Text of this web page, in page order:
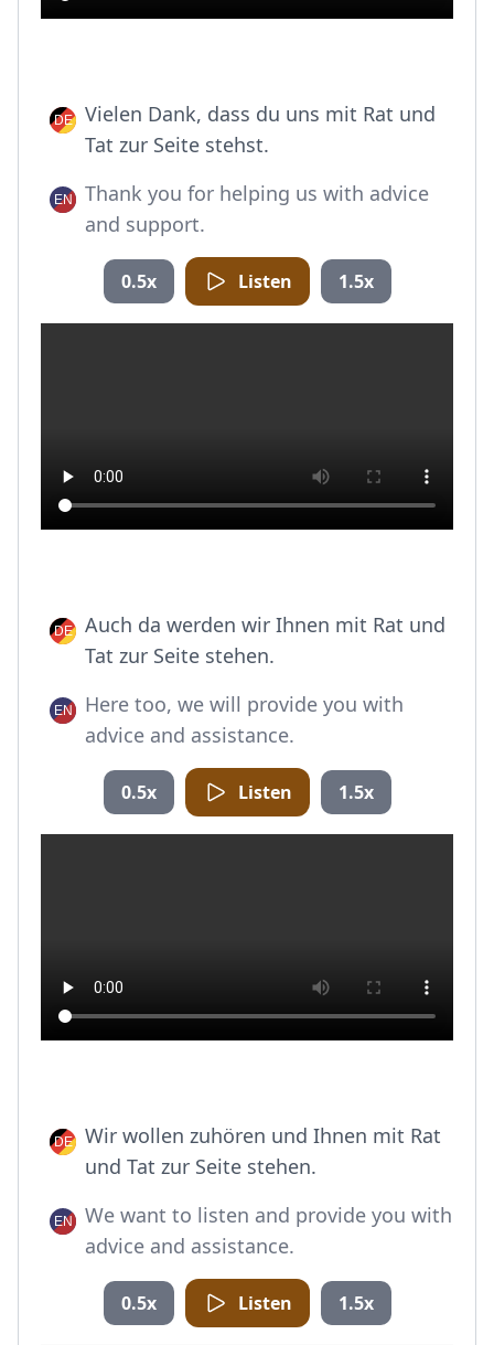
Vielen Dank, dass du uns mit Rat und
Tat zur Seite stehst.
Thank you for helping us with advice
and support.
0.5x Listen 1.5x
Auch da werden wir Ihnen mit Rat und
Tat zur Seite stehen.
Here too, we will provide you with
advice and assistance.
0.5x Listen 1.5x
Wir wollen zuhören und Ihnen mit Rat
und Tat zur Seite stehen.
We want to listen and provide you with
advice and assistance.
0.5x Listen 1.5x